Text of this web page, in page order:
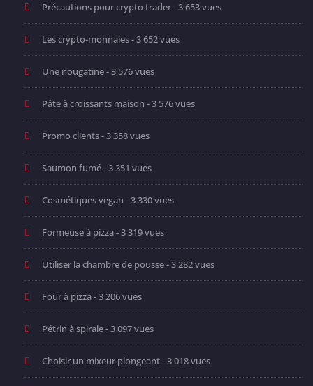
Précautions pour crypto trader- 3 653 vues
Les crypto-monnaies- 3 652 vues
Une nougatine- 3 576 vues
Pâte à croissants maison - 3 576 vues
Promo clients- 3 358 vues
Saumon fumé- 3 351 vues
Cosmétiques vegan - 3 330 vues
Formeuse à pizza- 3 319 vues
Utiliser la chambre de pousse- 3 282 vues
Four à pizza- 3 206 vues
Pétrin à spirale- 3 097 vues
Choisir un mixeur plongeant- 3 018 vues